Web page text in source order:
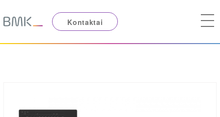
Kontaktai